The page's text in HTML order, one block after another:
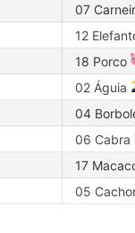
07
12
18 Porco
02 Águia
04
06 Cabra
17
05